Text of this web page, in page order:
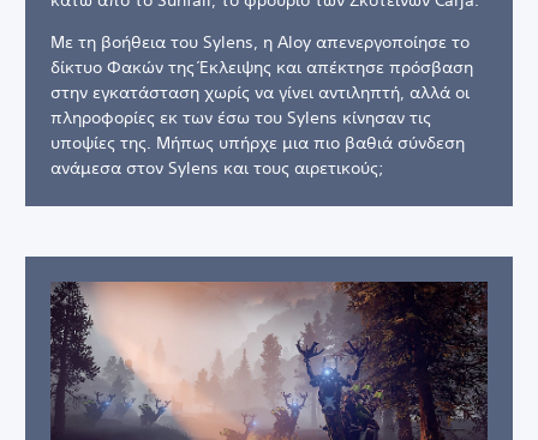
Με τη βοήθεια του Sylens, η Aloy απενεργοποίησε το
δίκτυο Φακών της Έκλειψης και απέκτησε πρόσβαση
στην εγκατάσταση χωρίς να γίνει αντιληπτή, αλλά οι
πληροφορίες εκ των έσω του Sylens κίνησαν τις
υποψίες της. Μήπως υπήρχε μια πιο βαθιά σύνδεση
ανάμεσα στον Sylens και τους αιρετικούς;